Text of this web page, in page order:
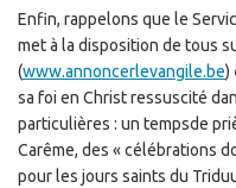
Enfin, rappelons que le
met à la disposition de tous
(www.annoncerlevangile.be)
sa foi en Christ ressuscité
particulières : un tempsde
Carême, des « célébrations
pour les jours saints du